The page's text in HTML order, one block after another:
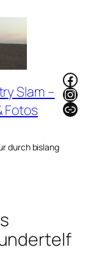
Slam –
Fotos
durch bislang
Link